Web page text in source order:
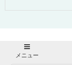
メニュー